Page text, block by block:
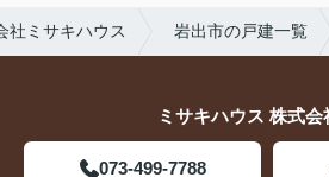
社ミサキハウス 岩出市の戸建一覧
ミサキハウス 株式会
073-499-7788